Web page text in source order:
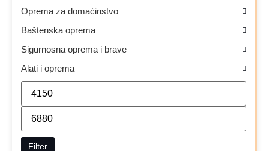
Oprema za domaćinstvo
Baštenska oprema
Sigurnosna oprema i brave
Alati i oprema
Filter